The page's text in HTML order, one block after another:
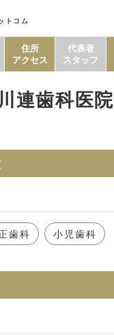
トコム
セルフチェック
住所
アクセス
代表者
スタッフ
川連歯科医院
歯科 小児歯科